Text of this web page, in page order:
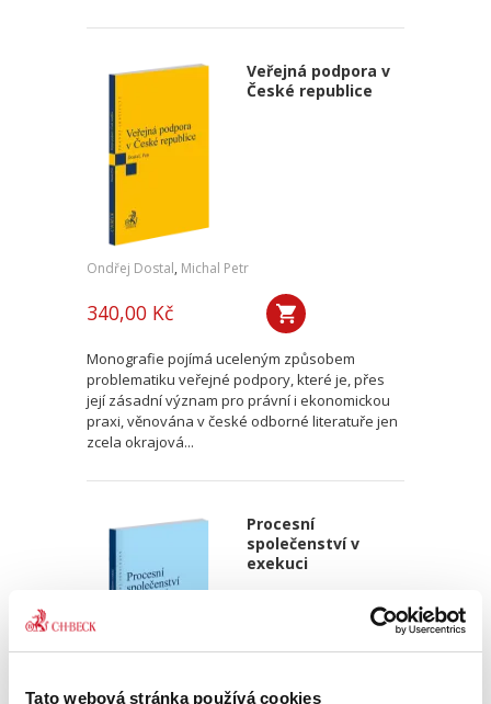
Tato webová stránka používá cookies
Veřejná podpora v
České republice
Ondřej Dostal, Michal Petr
340,00 Kč
Monografie pojímá uceleným způsobem
problematiku veřejné podpory, které je, přes
její zásadní význam pro právní i ekonomickou
praxi, věnována v české odborné literatuře jen
zcela okrajová...
Procesní
společenství v
exekuci